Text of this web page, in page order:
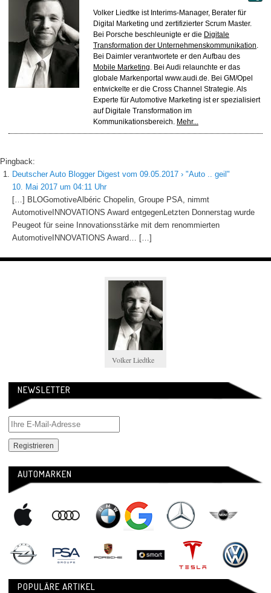
Volker Liedtke ist Interims-Manager, Berater für
Digital Marketing und zertifizierter Scrum Master.
Bei Porsche beschleunigte er die Digitale
Transformation der Unternehmenskommunikation.
Bei Daimler verantwortete er den Aufbau des
Mobile Marketing. Bei Audi relaunchte er das
globale Markenportal www.audi.de. Bei GM/Opel
entwickelte er die Cross Channel Strategie. Als
Experte für Automotive Marketing ist er spezialisiert
auf Digitale Transformation im
Kommunikationsbereich. Mehr...
Pingback:
Deutscher Auto Blogger Digest vom 09.05.2017 › "Auto .. geil"
10. Mai 2017 um 04:11 Uhr
[…] BLOGomotiveAlbéric Chopelin, Groupe PSA, nimmt
AutomotiveINNOVATIONS Award entgegenLetzten Donnerstag wurde
Peugeot für seine Innovationsstärke mit dem renommierten
AutomotiveINNOVATIONS Award… […]
Volker Liedtke
NEWSLETTER
AUTOMARKEN
POPULÄRE ARTIKEL